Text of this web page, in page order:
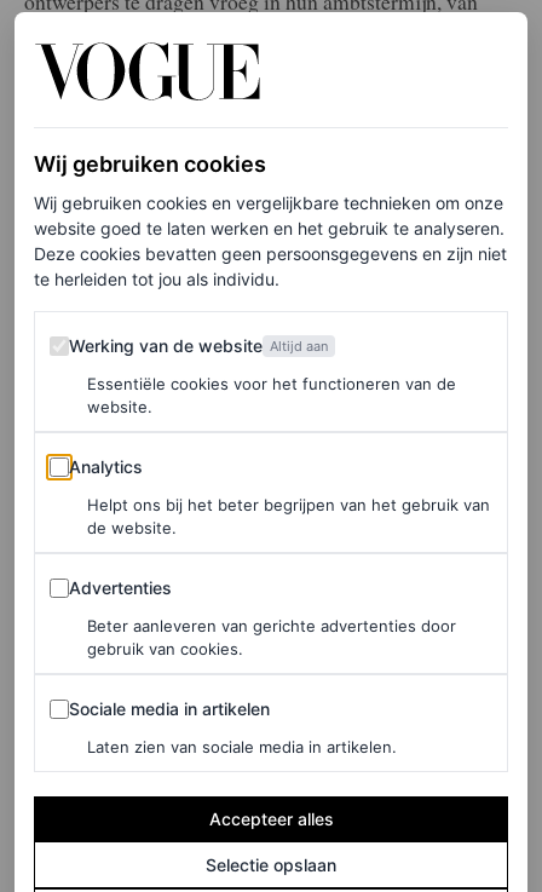
Haider Ackermanns Tom Ford tot Sarah Burtons
Givenchy. Maar nadat we haar in een versierd
weer behoefte aan een samenwerking tussen Cate
Blanchett en Dilara Fındıkoğlu.
Wij gebruiken cookies
Wij gebruiken cookies en vergelijkbare technieken om onze
website goed te laten werken en het gebruik te analyseren.
Deze cookies bevatten geen persoonsgegevens en zijn niet
te herleiden tot jou als individu.
Werking van de website
Werking van de website Altijd aan
Essentiële cookies voor het functioneren van de
website.
Analytics
Analytics
Helpt ons bij het beter begrijpen van het gebruik van
de website.
Advertenties
Advertenties
Beter aanleveren van gerichte advertenties door
gebruik van cookies.
Sociale media in artikelen
Sociale media in artikelen
Laten zien van sociale media in artikelen.
Accepteer alles
Selectie opslaan